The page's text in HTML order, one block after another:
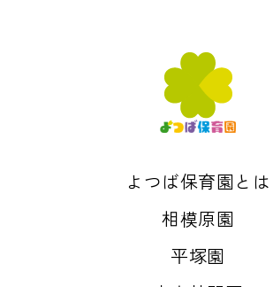
よつば保育園とは
相模原園
平塚園